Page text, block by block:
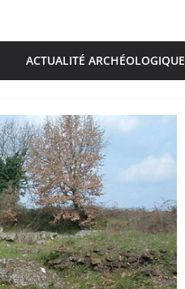
ACTUALITÉ ARCHÉOLOGIQUE